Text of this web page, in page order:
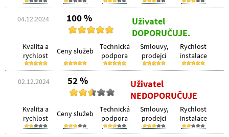
04.12.2024 100 %
Uživatel
DOPORUČUJE.
Kvalita a
rychlost
Ceny služeb
Technická
podpora
Smlouvy,
prodejci
Rychlost
instalace
02.12.2024 52 %
Uživatel
NEDOPORUČUJE
Kvalita a
rychlost
Ceny služeb
Technická
podpora
Smlouvy,
prodejci
Rychlost
instalace